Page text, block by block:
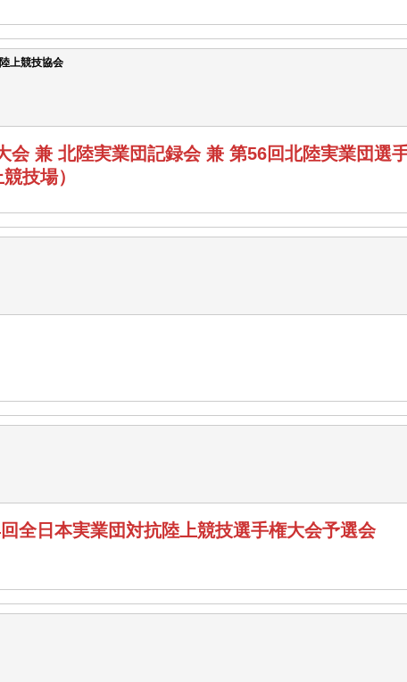
上競技協会
兼 北陸実業団記録会 兼 第56回北陸実業団選
技場）
全日本実業団対抗陸上競技選手権大会予選会